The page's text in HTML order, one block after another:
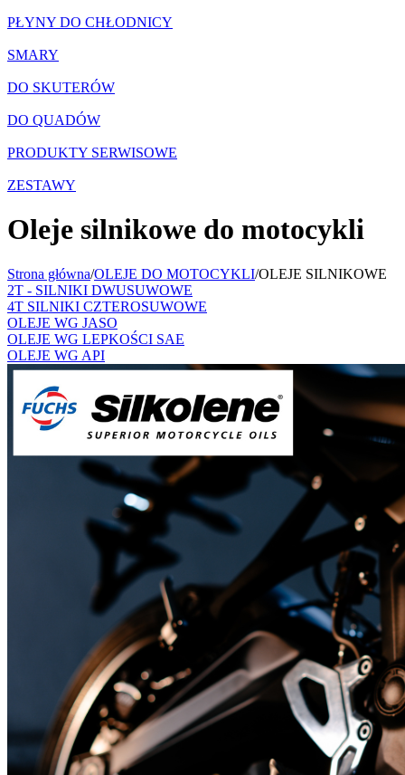
PŁYNY DO CHŁODNICY
SMARY
DO SKUTERÓW
DO QUADÓW
PRODUKTY SERWISOWE
ZESTAWY
Oleje silnikowe do motocykli
Strona główna/OLEJE DO MOTOCYKLI/OLEJE SILNIKOWE
2T - SILNIKI DWUSUWOWE
4T SILNIKI CZTEROSUWOWE
OLEJE WG JASO
OLEJE WG LEPKOŚCI SAE
OLEJE WG API